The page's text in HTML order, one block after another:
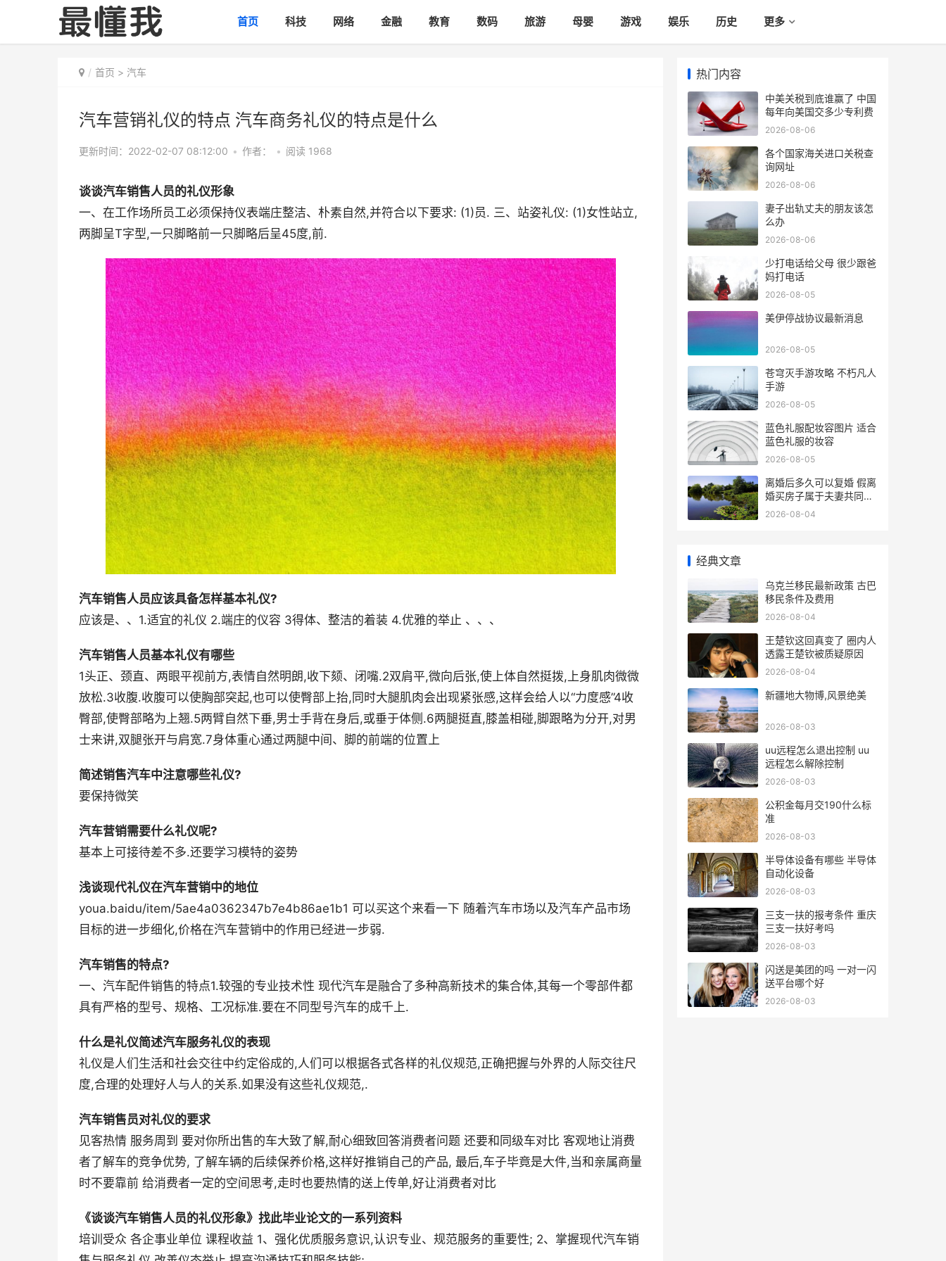
首页 科技 网络 金融 教育 数码 旅游 母婴 游戏 娱乐 历史 更多
首页 > 汽车
汽车营销礼仪的特点 汽车商务礼仪的特点是什么
更新时间：2022-02-07 08:12:00 • 作者： • 阅读 1968
谈谈汽车销售人员的礼仪形象
一、在工作场所员工必须保持仪表端庄整洁、朴素自然,并符合以下要求: (1)员. 三、站姿礼仪: (1)女性站立,
两脚呈T字型,一只脚略前一只脚略后呈45度,前.
汽车销售人员应该具备怎样基本礼仪?
应该是、、1.适宜的礼仪 2.端庄的仪容 3得体、整洁的着装 4.优雅的举止 、、、
汽车销售人员基本礼仪有哪些
1头正、颈直、两眼平视前方,表情自然明朗,收下颏、闭嘴.2双肩平,微向后张,使上体自然挺拨,上身肌肉微微
放松.3收腹.收腹可以使胸部突起,也可以使臀部上抬,同时大腿肌肉会出现紧张感,这样会给人以“力度感”4收
臀部,使臀部略为上翘.5两臂自然下垂,男士手背在身后,或垂于体侧.6两腿挺直,膝盖相碰,脚跟略为分开,对男
士来讲,双腿张开与肩宽.7身体重心通过两腿中间、脚的前端的位置上
简述销售汽车中注意哪些礼仪?
要保持微笑
汽车营销需要什么礼仪呢?
基本上可接待差不多.还要学习模特的姿势
浅谈现代礼仪在汽车营销中的地位
youa.baidu/item/5ae4a0362347b7e4b86ae1b1 可以买这个来看一下 随着汽车市场以及汽车产品市场
目标的进一步细化,价格在汽车营销中的作用已经进一步弱.
汽车销售的特点?
一、汽车配件销售的特点1.较强的专业技术性 现代汽车是融合了多种高新技术的集合体,其每一个零部件都
具有严格的型号、规格、工况标准.要在不同型号汽车的成千上.
什么是礼仪简述汽车服务礼仪的表现
礼仪是人们生活和社会交往中约定俗成的,人们可以根据各式各样的礼仪规范,正确把握与外界的人际交往尺
度,合理的处理好人与人的关系.如果没有这些礼仪规范,.
汽车销售员对礼仪的要求
见客热情 服务周到 要对你所出售的车大致了解,耐心细致回答消费者问题 还要和同级车对比 客观地让消费
者了解车的竞争优势, 了解车辆的后续保养价格,这样好推销自己的产品, 最后,车子毕竟是大件,当和亲属商量
时不要靠前 给消费者一定的空间思考,走时也要热情的送上传单,好让消费者对比
《谈谈汽车销售人员的礼仪形象》找此毕业论文的一系列资料
培训受众 各企事业单位 课程收益 1、强化优质服务意识,认识专业、规范服务的重要性; 2、掌握现代汽车销
热门内容
中美关税到底谁赢了 中国
每年向美国交多少专利费
2026-08-06
各个国家海关进口关税查
询网址
2026-08-06
妻子出轨丈夫的朋友该怎
么办
2026-08-06
少打电话给父母 很少跟爸
妈打电话
2026-08-05
美伊停战协议最新消息
2026-08-05
苍穹灭手游攻略 不朽凡人
手游
2026-08-05
蓝色礼服配妆容图片 适合
蓝色礼服的妆容
2026-08-05
离婚后多久可以复婚 假离
婚买房子属于夫妻共同财
产吗
2026-08-04
经典文章
乌克兰移民最新政策 古巴
移民条件及费用
2026-08-04
王楚钦这回真变了 圈内人
透露王楚钦被质疑原因
2026-08-04
新疆地大物博,风景绝美
2026-08-03
uu远程怎么退出控制 uu
远程怎么解除控制
2026-08-03
公积金每月交190什么标
准
2026-08-03
半导体设备有哪些 半导体
自动化设备
2026-08-03
三支一扶的报考条件 重庆
三支一扶好考吗
2026-08-03
闪送是美团的吗 一对一闪
送平台哪个好
2026-08-03